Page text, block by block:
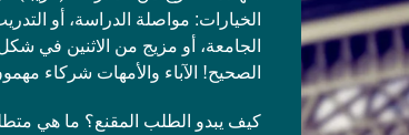
الخيارات: مواصلة الدراسة، أو
الجامعة، أو مزيج من الاثنين في
الصحيح! الآباء والأمهات شركاء
كيف يبدو الطلب المقنع؟ ما هي